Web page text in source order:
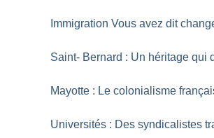
Immigration Vous avez dit
Saint- Bernard : Un héritage qui
Mayotte : Le colonialisme
Universités : Des syndicalistes